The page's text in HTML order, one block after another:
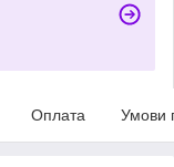
Оплата Умови